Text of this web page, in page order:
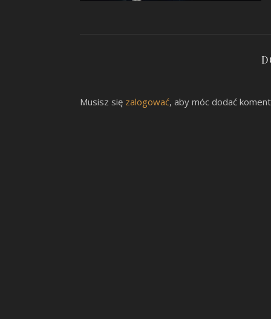
Musisz się zalogować, aby móc dodać